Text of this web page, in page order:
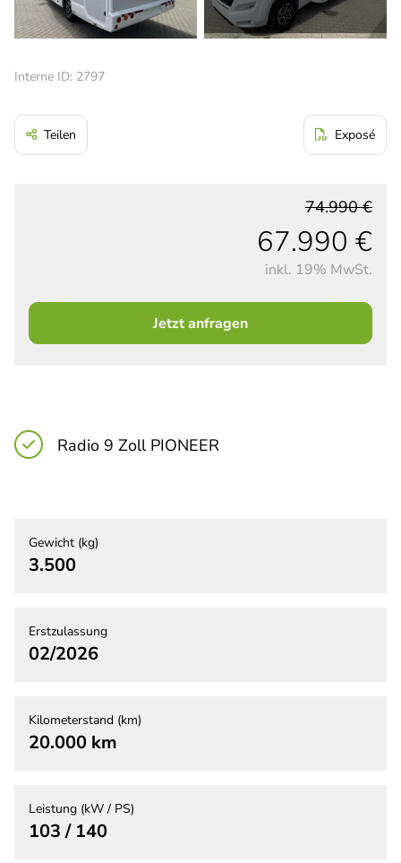
Interne ID: 2797
Teilen Exposé
67.990 €
74.990 €
inkl. 19% MwSt.
Jetzt anfragen
Radio 9 Zoll PIONEER
Gewicht (kg)
3.500
Erstzulassung
02/2026
Kilometerstand (km)
20.000 km
Leistung (kW / PS)
103 / 140